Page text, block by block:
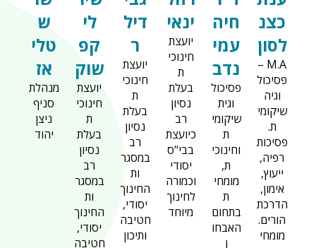
כצנ
לסון
M.A –
פסיכול
שיקומי
פסיכות
רפיה,
ייעוץ,
אימון,
הדרכת
הורים.
מומחי
חיה
עמי
נדב
פסיכול
שיקומי
וחינוכי
מומחי
בתחום
האבחו
ינאי
יועצת
חינוכי
בעלת
כיועצת
בבי"ס
יסודי
וכמורה
לחינוך
מיוחד
דיל
יועצת
חינוכי
בעלת
במסגר
החינוך
יסודי,
חטיבה
ותיכון
שוק
יועצת
חינוכי
בעלת
במסגר
החינוך
יסודי,
חטיבה
טלי
מנהלת